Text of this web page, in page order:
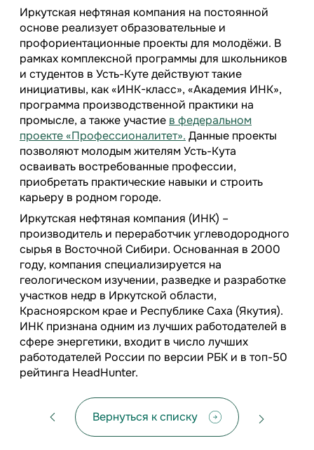
Иркутская нефтяная компания на постоянной
основе реализует образовательные и
профориентационные проекты для молодёжи. В
рамках комплексной программы для школьников
и студентов в Усть-Куте действуют такие
инициативы, как «ИНК-класс», «Академия ИНК»,
программа производственной практики на
промысле, а также участие в федеральном
проекте «Профессионалитет». Данные проекты
позволяют молодым жителям Усть-Кута
осваивать востребованные профессии,
приобретать практические навыки и строить
карьеру в родном городе.
Иркутская нефтяная компания (ИНК) –
производитель и переработчик углеводородного
сырья в Восточной Сибири. Основанная в 2000
году, компания специализируется на
геологическом изучении, разведке и разработке
участков недр в Иркутской области,
Красноярском крае и Республике Саха (Якутия).
ИНК признана одним из лучших работодателей в
сфере энергетики, входит в число лучших
работодателей России по версии РБК и в топ-50
рейтинга HeadHunter.
Вернуться к списку